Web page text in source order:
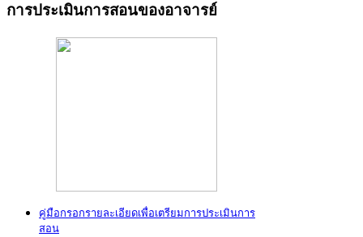
การประเมินการสอนของอาจารย์
คู่มือกรอกรายละเอียดเพื่อเตรียมการประเมินการ
สอน